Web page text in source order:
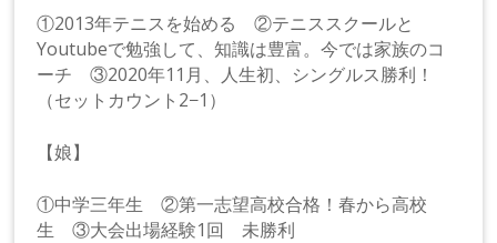
①2013年テニスを始める ②テニススクールと
Youtubeで勉強して、知識は豊富。今では家族のコ
ーチ ③2020年11月、人生初、シングルス勝利！
（セットカウント2−1）
【娘】
①中学三年生 ②第一志望高校合格！春から高校
生 ③大会出場経験1回 未勝利